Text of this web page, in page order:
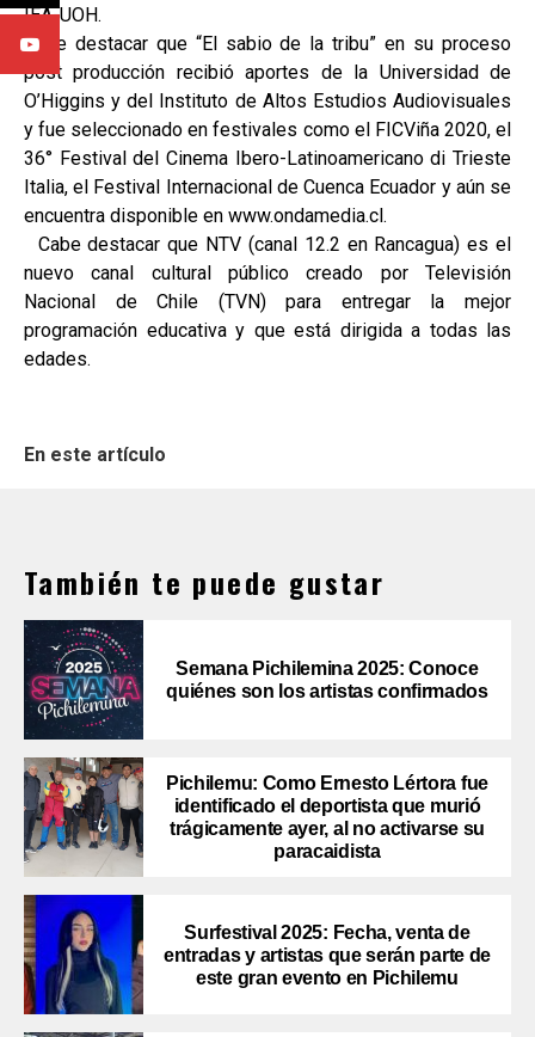
IEA-UOH.
Cabe destacar que “El sabio de la tribu” en su proceso
post producción recibió aportes de la Universidad de
O’Higgins y del Instituto de Altos Estudios Audiovisuales
y fue seleccionado en festivales como el FICViña 2020, el
36° Festival del Cinema Ibero-Latinoamericano di Trieste
Italia, el Festival Internacional de Cuenca Ecuador y aún se
encuentra disponible en www.ondamedia.cl.
Cabe destacar que NTV (canal 12.2 en Rancagua) es el
nuevo canal cultural público creado por Televisión
Nacional de Chile (TVN) para entregar la mejor
programación educativa y que está dirigida a todas las
edades.
En este artículo
También te puede gustar
Semana Pichilemina 2025: Conoce
quiénes son los artistas confirmados
Pichilemu: Como Ernesto Lértora fue
identificado el deportista que murió
trágicamente ayer, al no activarse su
paracaidista
Surfestival 2025: Fecha, venta de
entradas y artistas que serán parte de
este gran evento en Pichilemu